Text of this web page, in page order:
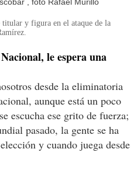
y figura en el ataque de la
le espera una
desde la eliminatoria
aunque está un poco
escucha ese grito de fuerza;
pasado, la gente se ha
y cuando juega desde